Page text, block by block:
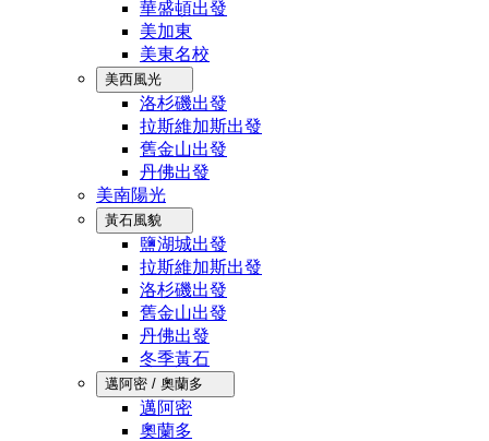
華盛頓出發
美加東
美東名校
美西風光
洛杉磯出發
拉斯維加斯出發
舊金山出發
丹佛出發
美南陽光
黃石風貌
鹽湖城出發
拉斯維加斯出發
洛杉磯出發
舊金山出發
丹佛出發
冬季黃石
邁阿密 / 奧蘭多
邁阿密
奧蘭多